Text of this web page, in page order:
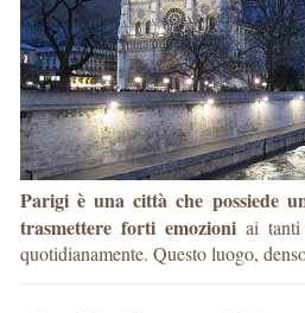
Parigi è una città che possiede
trasmettere forti emozioni ai
quotidianamente. Questo luogo,